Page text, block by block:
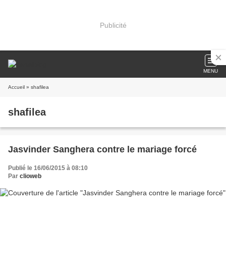
Publicité
MENU
Accueil » shafilea
shafilea
Jasvinder Sanghera contre le mariage forcé
Publié le 16/06/2015 à 08:10
Par clioweb